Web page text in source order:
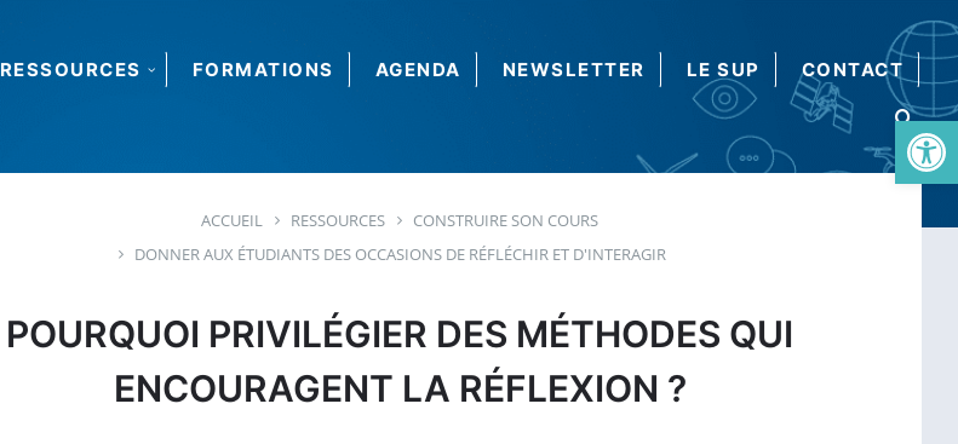
Ouvrir la barre d’outils
RESSOURCES FORMATIONS AGENDA NEWSLETTER LE SUP CONTACT
ACCUEIL RESSOURCES
CONSTRUIRE SON COURS
DONNER AUX ÉTUDIANTS DES OCCASIONS DE RÉFLÉCHIR ET D'INTERAGIR
POURQUOI PRIVILÉGIER DES MÉTHODES QUI
ENCOURAGENT LA RÉFLEXION ?